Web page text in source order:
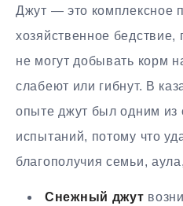
Джут — это комплексное
хозяйственное
не могут добывать корм
слабеют или гибнут. В
опыте джут был одним
испытаний, потому что
благополучия семьи,
Снежный джут